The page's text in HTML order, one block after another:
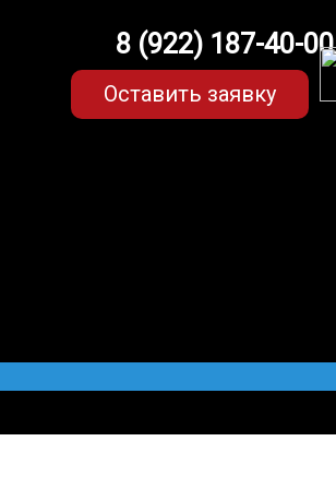
8 (922) 187-40-00
Оставить заявку